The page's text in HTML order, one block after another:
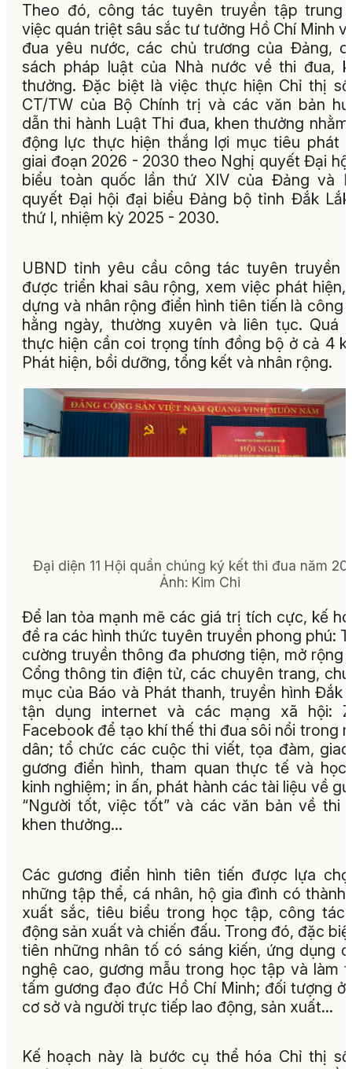
Theo đó, công tác tuyên truyền tập trung
việc quán triệt sâu sắc tư tưởng Hồ Chí Minh
đua yêu nước, các chủ trương của Đảng,
sách pháp luật của Nhà nước về thi đua,
thưởng. Đặc biệt là việc thực hiện Chỉ thị số
CT/TW của Bộ Chính trị và các văn bản
dẫn thi hành Luật Thi đua, khen thưởng
động lực thực hiện thắng lợi mục tiêu phát
giai đoạn 2026 - 2030 theo Nghị quyết Đại
biểu toàn quốc lần thứ XIV của Đảng và
quyết Đại hội đại biểu Đảng bộ tỉnh Đắk
thứ I, nhiệm kỳ 2025 - 2030.
UBND tỉnh yêu cầu công tác tuyên truyền
được triển khai sâu rộng, xem việc phát hiện,
dựng và nhân rộng điển hình tiên tiến là công
hằng ngày, thường xuyên và liên tục. Quá
thực hiện cần coi trọng tính đồng bộ ở cả 4
Phát hiện, bồi dưỡng, tổng kết và nhân rộng.
Đại diện 11 Hội quần chúng ký kết thi đua năm
Ảnh: Kim Chi
Để lan tỏa mạnh mẽ các giá trị tích cực, kế
đề ra các hình thức tuyên truyền phong phú:
cường truyền thông đa phương tiện, mở rộng
Cổng thông tin điện tử, các chuyên trang,
mục của Báo và Phát thanh, truyền hình Đắk
tận dụng internet và các mạng xã hội:
Facebook để tạo khí thế thi đua sôi nổi trong
dân; tổ chức các cuộc thi viết, tọa đàm,
gương điển hình, tham quan thực tế và
kinh nghiệm; in ấn, phát hành các tài liệu về
“Người tốt, việc tốt” và các văn bản về thi
khen thưởng…
Các gương điển hình tiên tiến được lựa
những tập thể, cá nhân, hộ gia đình có thành
xuất sắc, tiêu biểu trong học tập, công
động sản xuất và chiến đấu. Trong đó, đặc
tiên những nhân tố có sáng kiến, ứng dụng
nghệ cao, gương mẫu trong học tập và làm
tấm gương đạo đức Hồ Chí Minh; đối tượng ở
cơ sở và người trực tiếp lao động, sản xuất...
Kế hoạch này là bước cụ thể hóa Chỉ thị số